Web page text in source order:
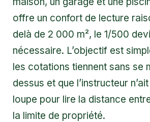
offre un confort de lecture
delà de 2 000 m², le 1/500
nécessaire. L’objectif est
les cotations tiennent sans se
dessus et que l’instructeur
loupe pour lire la distance
la limite de propriété.